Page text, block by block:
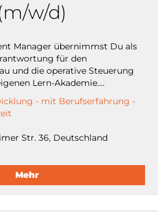
w/d)
Manager übernimmst Du als
für den
und die operative Steuerung
Lern-Akademie....
- mit Berufserfahrung -
Str. 36, Deutschland
Mehr